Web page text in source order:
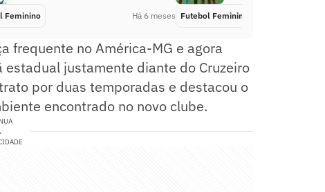
Feminino Há 6 meses Futebol Feminino
frequente no América-MG e agora
justamente diante do Cruzeiro
por duas temporadas e destacou o
encontrado no novo clube.